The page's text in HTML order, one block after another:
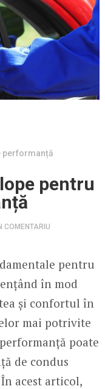
performanță
pentru
COMENTARIU
pentru
în mod
și confortul în
mai potrivite
poate
de condus
acest articol,